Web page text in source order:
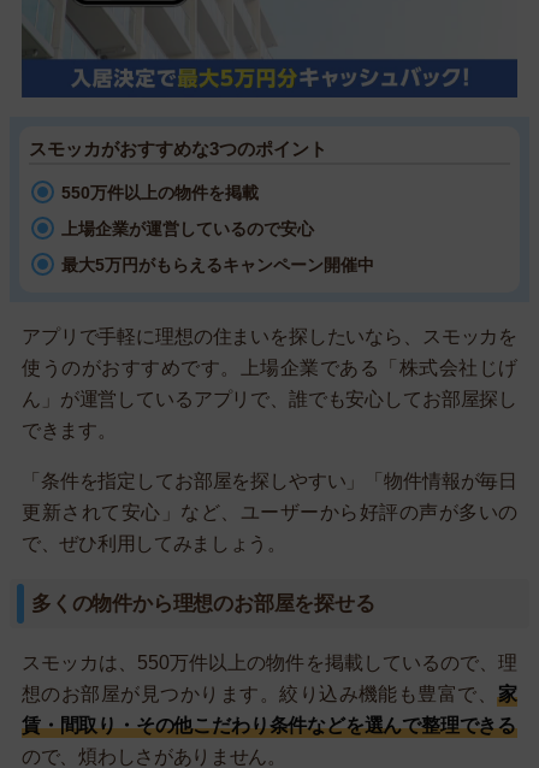
スモッカがおすすめな3つのポイント
550万件以上の物件を掲載
上場企業が運営しているので安心
最大5万円がもらえるキャンペーン開催中
アプリで手軽に理想の住まいを探したいなら、スモッカを
使うのがおすすめです。上場企業である「株式会社じげ
ん」が運営しているアプリで、誰でも安心してお部屋探し
できます。
「条件を指定してお部屋を探しやすい」「物件情報が毎日
更新されて安心」など、ユーザーから好評の声が多いの
で、ぜひ利用してみましょう。
多くの物件から理想のお部屋を探せる
スモッカは、550万件以上の物件を掲載しているので、理
想のお部屋が見つかります。絞り込み機能も豊富で、家
賃・間取り・その他こだわり条件などを選んで整理できる
ので、煩わしさがありません。